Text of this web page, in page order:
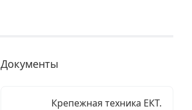
Документы
Крепежная техника ЕКТ.